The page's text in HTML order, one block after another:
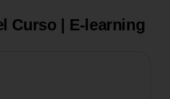
Curso | E-learning